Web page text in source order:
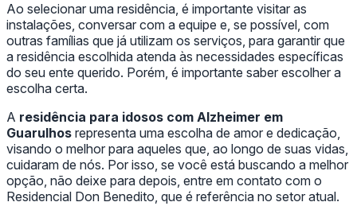
Ao selecionar uma residência, é importante visitar as
instalações, conversar com a equipe e, se possível, com
outras famílias que já utilizam os serviços, para garantir que
a residência escolhida atenda às necessidades específicas
do seu ente querido. Porém, é importante saber escolher a
escolha certa.
A residência para idosos com Alzheimer em
Guarulhos representa uma escolha de amor e dedicação,
visando o melhor para aqueles que, ao longo de suas vidas,
cuidaram de nós. Por isso, se você está buscando a melhor
opção, não deixe para depois, entre em contato com o
Residencial Don Benedito, que é referência no setor atual.